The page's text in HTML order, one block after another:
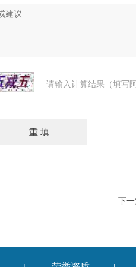
请输入计算结果（填写
下一